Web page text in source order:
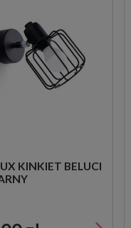
KINKIET BELUCI